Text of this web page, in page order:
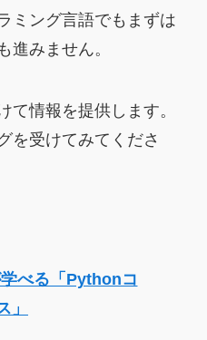
ミング言語でもまずは
進みません。
て情報を提供します。
を受けてみてくださ
べる「Pythonコ
」